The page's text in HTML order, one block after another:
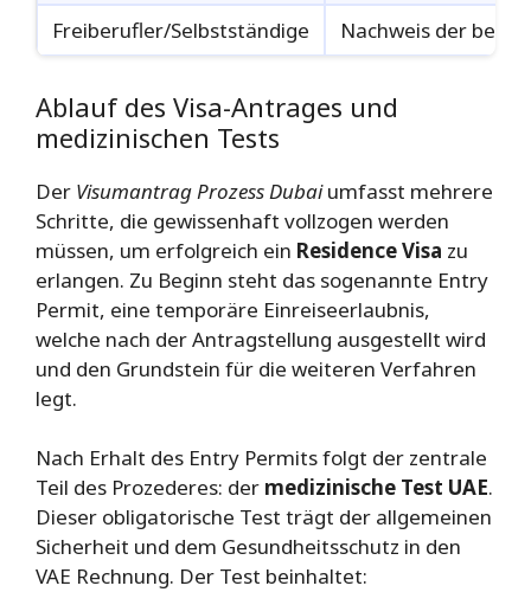
Freiberufler/Selbstständige
Nachweis der
Ablauf des Visa-Antrages und
medizinischen Tests
Der Visumantrag Prozess Dubaiumfasst mehrere
Schritte, die gewissenhaft vollzogen werden
müssen, um erfolgreich ein Residence Visa zu
erlangen. Zu Beginn steht das sogenannte Entry
Permit, eine temporäre Einreiseerlaubnis,
welche nach der Antragstellung ausgestellt wird
und den Grundstein für die weiteren Verfahren
legt.
Nach Erhalt des Entry Permits folgt der zentrale
Teil des Prozederes: der medizinische Test UAE.
Dieser obligatorische Test trägt der allgemeinen
Sicherheit und dem Gesundheitsschutz in den
VAE Rechnung. Der Test beinhaltet: